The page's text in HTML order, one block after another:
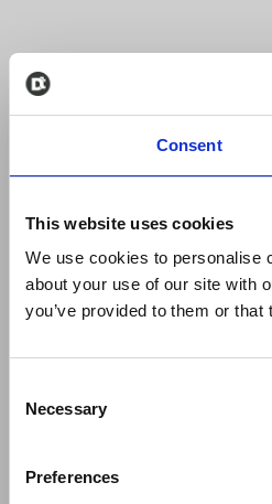
Consent
This website uses cookies
We use cookies to personalise
about your use of our site with
you’ve provided to them or
Selection
Necessary
Preferences